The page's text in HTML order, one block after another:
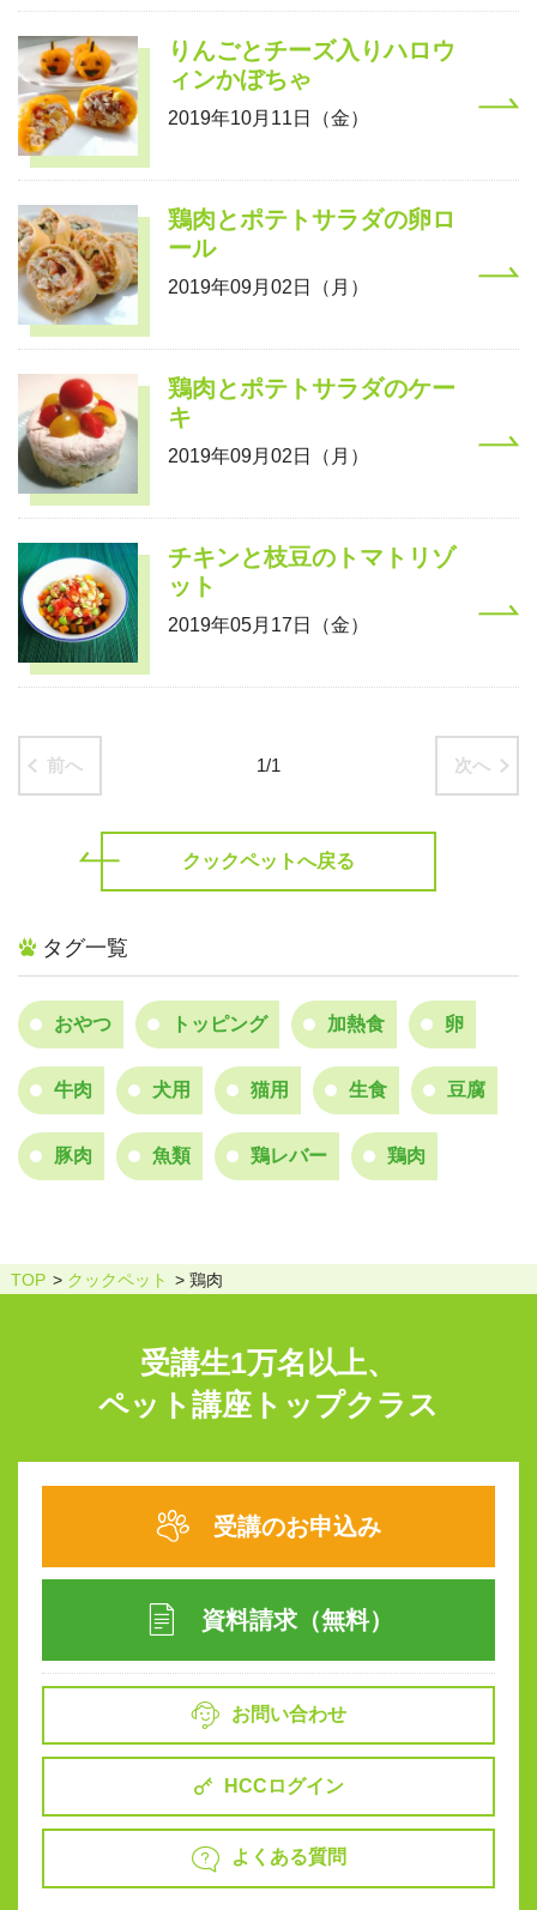
りんごとチーズ入りハロウ
ィンかぼちゃ
2019年10月11日（金）
鶏肉とポテトサラダの卵ロ
ール
2019年09月02日（月）
鶏肉とポテトサラダのケー
キ
2019年09月02日（月）
チキンと枝豆のトマトリゾ
ット
2019年05月17日（金）
前へ 1/1 次へ
クックペットへ戻る
タグ一覧
おやつ トッピング 加熱食 卵
牛肉 犬用 猫用 生食 豆腐
豚肉 魚類 鶏レバー 鶏肉
TOP クックペット 鶏肉
受講生1万名以上、
ペット講座トップクラス
受講のお申込み
資料請求（無料）
お問い合わせ
HCCログイン
よくある質問